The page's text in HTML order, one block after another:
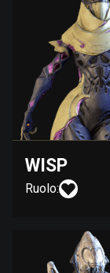
WISP
Ruolo: